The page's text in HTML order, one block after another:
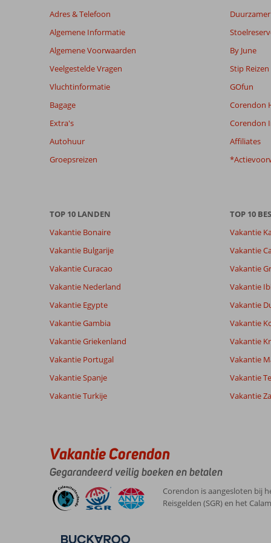
maanden
worden
niet
weergegeven
om
relevantie
garanderen.
onze
beoordelingen.
Totale score
91
beoordelingen
9,3 Eten
Kamers
Wifi
van onze
klanten
Anoniem
Nederland
Gezin met oud(ere) kind(eren)
,
15 juli 2026
Mooi
vakantieverblijf,
we
misten
alleen
's
een
Service 7
Prijs/kwaliteit
10
Eten -
Kamers 10
Kindvriendelijk
8
Wifi kwaliteit
Adres & Telefoon
Algemene Informatie
Algemene Voorwaarden
Veelgestelde Vragen
Vluchtinformatie
Bagage
Extra's
Autohuur
Groepsreizen
By June
Stip Reizen
GOfun
Corendon
Corendon
Affiliates
TOP 10 LANDEN
Vakantie Bonaire
Vakantie Bulgarije
Vakantie Curacao
Vakantie Nederland
Vakantie Egypte
Vakantie Gambia
Vakantie Griekenland
Vakantie Portugal
Vakantie Spanje
Vakantie Turkije
TOP 10
Vakantie
Vakantie
Vakantie
Vakantie
Vakantie
Vakantie
Vakantie
Vakantie
Vakantie
Vakantie
Vakantie Corendon
Gegarandeerd veilig boeken en betalen
Corendon is aangesloten bij
Reisgelden (SGR) en het